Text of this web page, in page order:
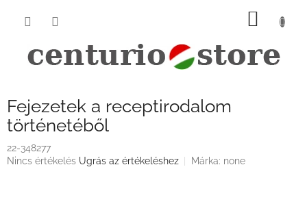
KOSÁR
Fejezetek a receptirodalom
történetéből
22-348277
A
Nincs értékelés Ugrás az értékeléshez Márka: none